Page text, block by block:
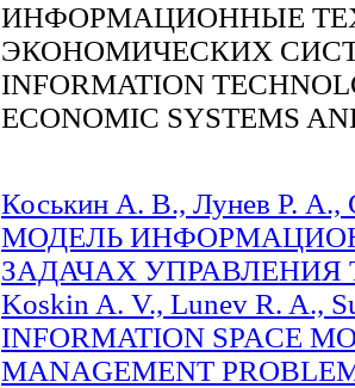
ИНФОРМАЦИОННЫЕ
ЭКОНОМИЧЕСКИХ
INFORMATION
ECONOMIC SYSTEMS
Коськин А. В., Лунев Р.
МОДЕЛЬ
ЗАДАЧАХ УПРАВЛЕНИЯ
Koskin A. V., Lunev R. A.,
INFORMATION SPACE
MANAGEMENT